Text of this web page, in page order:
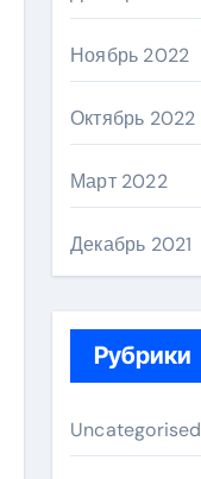
Ноябрь 2022
Октябрь 2022
Март 2022
Декабрь 2021
Рубрики
Uncategorised